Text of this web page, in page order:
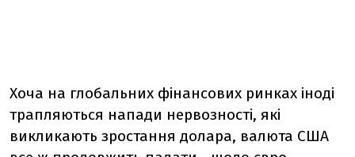
Хоча на глобальних фінансових ринках іноді
трапляються напади нервозності, які
викликають зростання долара, валюта США